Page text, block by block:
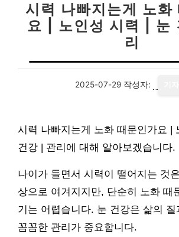
시력 나빠지는게 노화
요 | 노인성 시력 | 눈
리
2025-07-29 작성자:
시력 나빠지는게 노화 때문인가요 |
건강 | 관리에 대해 알아보겠습니다.
나이가 들면서 시력이 떨어지는 것
상으로 여겨지지만, 단순히 노화 때
기는 어렵습니다. 눈 건강은 삶의 질
꼼꼼한 관리가 중요합니다.